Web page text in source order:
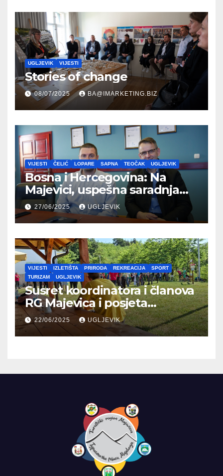
UGLJEVIK VIJESTI
Stories of change
08/07/2025 BA@IMARKETING.BIZ
VIJESTI ČELIĆ LOPARE SAPNA TEOČAK UGLJEVIK
Bosna i Hercegovina: Na
Majevici, uspešna saradnja
između opština dva entiteta
27/06/2025 UGLJEVIK
VIJESTI IZLETIŠTA PRIRODA REKREACIJA
SPORT
TURIZAM
UGLJEVIK
Susret koordinatora i članova
RG Majevica i posjeta
Planinarskom domu
22/06/2025 UGLJEVIK